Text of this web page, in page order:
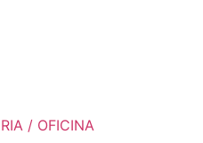
/ OFICINA